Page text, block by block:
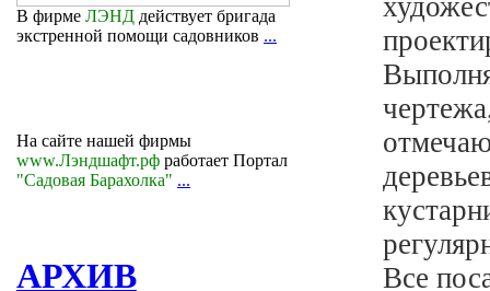
В фирме ЛЭНД действует бригада
экстренной помощи садовников ...
На сайте нашей фирмы
www.Лэндшафт.рф работает Портал
"Садовая Барахолка" ...
АРХИВ
Все